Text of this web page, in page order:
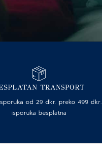
TRANSPORT
od 29 dkr. preko 499 dkr.
isporuka besplatna